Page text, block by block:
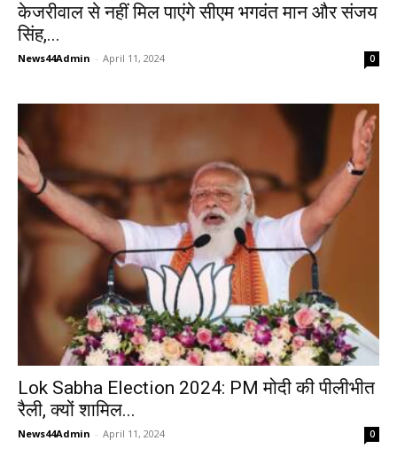
केजरीवाल से नहीं मिल पाएंगे सीएम भगवंत मान और संजय
सिंह,...
News44Admin - April 11, 2024 0
Lok Sabha Election 2024: PM मोदी की पीलीभीत
रैली, क्यों शामिल...
News44Admin - April 11, 2024 0